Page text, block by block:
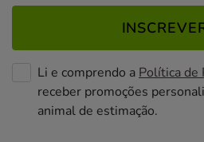
Li e comprendo a Política de
receber promoções
animal de estimação.